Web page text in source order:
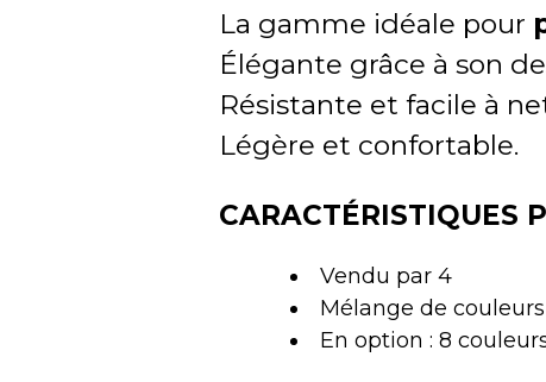
La gamme idéale pour
Élégante grâce à son
Résistante et facile à
Légère et confortable.
CARACTÉRISTIQUES
Vendu par 4
Mélange de
En option : 8